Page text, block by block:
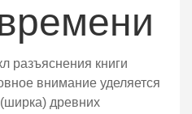
разъяснения книги
внимание уделяется
древних